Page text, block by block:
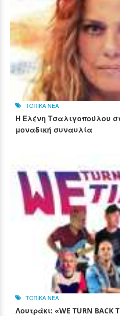
ΤΟΠΙΚΑ ΝΕΑ
Η Ελένη Τσαλιγοπούλου
μοναδική συναυλία
ΤΟΠΙΚΑ ΝΕΑ
Λουτράκι: «WE TURN BACK